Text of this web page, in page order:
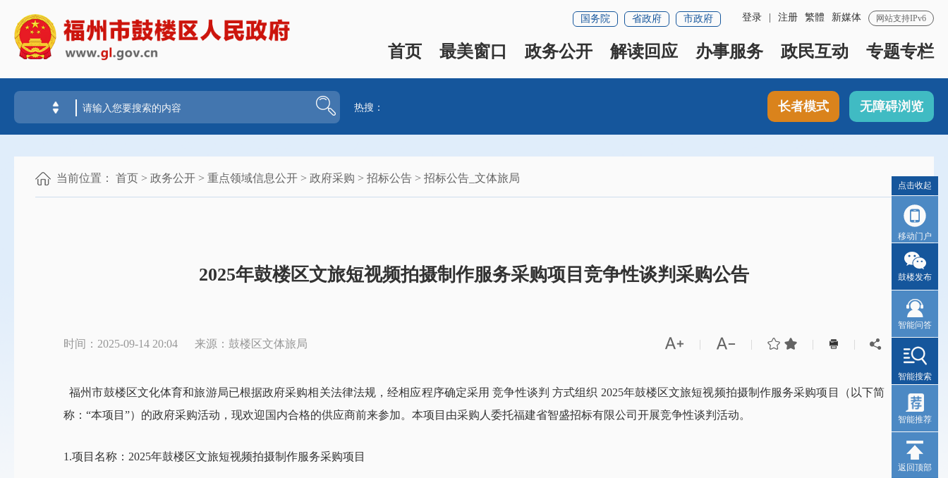
网站支持IPv6
新媒体
繁體
登录 注册
国务院 省政府 市政府
首页 最美窗口 政务公开 解读回应 办事服务 政民互动 专题专栏
热搜： 长者模式 无障碍浏览
当前位置： 首页 > 政务公开 > 重点领域信息公开 > 政府采购 > 招标公告 > 招标公告_文体旅局
2025年鼓楼区文旅短视频拍摄制作服务采购项目竞争性谈判采购公告
时间：2025-09-14 20:04 来源：鼓楼区文体旅局  |  |   |  | 
福州市鼓楼区文化体育和旅游局已根据政府采购相关法律法规，经相应程序确定采用 竞争性谈判 方式组织 2025年鼓楼区文旅短视频拍摄制作服务采购项目
（以下简
称：“本项目”）的政府采购活动，现欢迎国内合格的供应商前来参加。本项目由采购人委托福建省智盛招标有限公司 开展竞争性谈判活动。
1.项目名称： 2025年鼓楼区文旅短视频拍摄制作服务采购项目
点击收起
移动门户
鼓楼发布
智能问答
智能搜索
智能推荐
返回顶部